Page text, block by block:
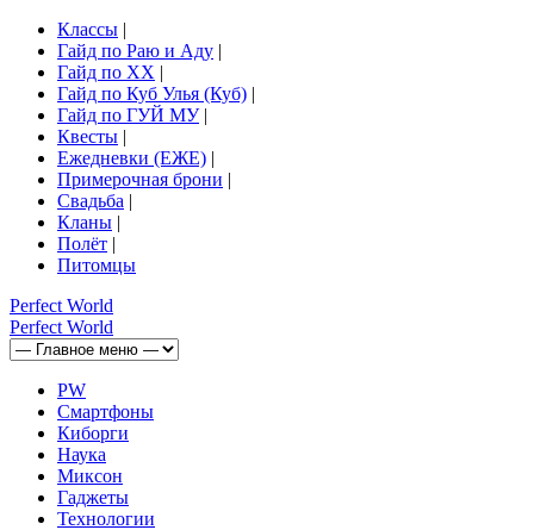
Классы |
Гайд по Раю и Аду |
Гайд по ХХ |
Гайд по Куб Улья (Куб) |
Гайд по ГУЙ МУ|
Квесты |
Ежедневки (ЕЖЕ) |
Примерочная брони |
Свадьба |
Кланы |
Полёт |
Питомцы
Perfect World
Perfect World
PW
Смартфоны
Киборги
Наука
Миксон
Гаджеты
Технологии